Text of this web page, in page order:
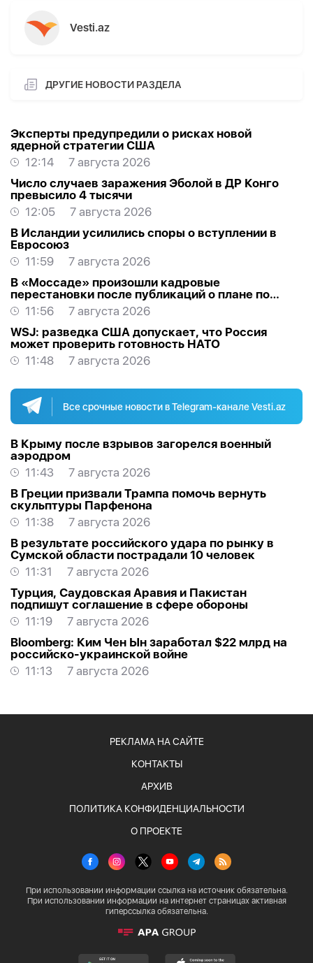
Vesti.az
ДРУГИЕ НОВОСТИ РАЗДЕЛА
Эксперты предупредили о рисках новой
ядерной стратегии США
12:14
7 августа 2026
Число случаев заражения Эболой в ДР Конго
превысило 4 тысячи
12:05
7 августа 2026
В Исландии усилились споры о вступлении в
Евросоюз
11:59
7 августа 2026
В «Моссаде» произошли кадровые
перестановки после публикаций о плане по
Ирану
11:56
7 августа 2026
WSJ: разведка США допускает, что Россия
может проверить готовность НАТО
11:48
7 августа 2026
Все срочные новости в Telegram-канале Vesti.az
В Крыму после взрывов загорелся военный
аэродром
11:43
7 августа 2026
В Греции призвали Трампа помочь вернуть
скульптуры Парфенона
11:38
7 августа 2026
В результате российского удара по рынку в
Сумской области пострадали 10 человек
11:31
7 августа 2026
Турция, Саудовская Аравия и Пакистан
подпишут соглашение в сфере обороны
11:19
7 августа 2026
Bloomberg: Ким Чен Ын заработал $22 млрд на
российско-украинской войне
11:13
7 августа 2026
РЕКЛАМА НА САЙТЕ
КОНТАКТЫ
АРХИВ
ПОЛИТИКА КОНФИДЕНЦИАЛЬНОСТИ
О ПРОЕКТЕ
При использовании информации ссылка на источник обязательна.
При использовании информации на интернет страницах активная
гиперссылка обязательна.